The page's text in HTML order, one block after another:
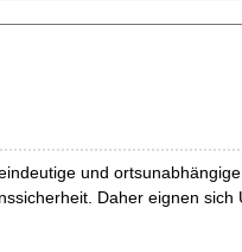
und
Daher eignen